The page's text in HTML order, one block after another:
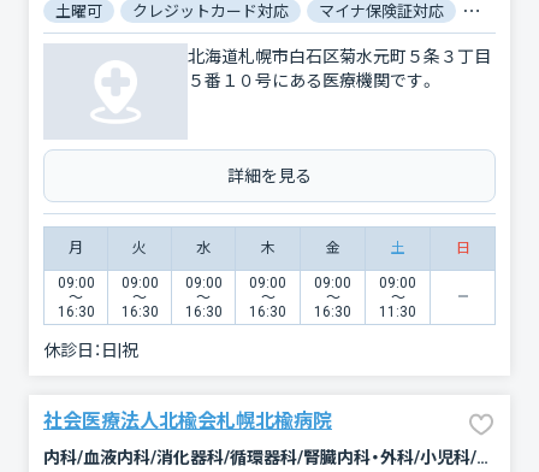
土曜可 クレジットカード対応 マイナ保険証対応 女性医師
北海道札幌市白石区菊水元町５条３丁目
５番１０号にある医療機関です。
詳細を見る
月 火 水 木 金 土 日
09:00
〜
16:30
09:00
〜
16:30
09:00
〜
16:30
09:00
〜
16:30
09:00
〜
16:30
09:00
〜
11:30
休診日： 日|祝
社会医療法人北楡会札幌北楡病院
内科/血液内科/消化器科/循環器科/腎臓内科・外科/小児科/糖尿病内科/外科/泌尿器科/整形外科/麻酔科/歯科/放射線科/肛門科